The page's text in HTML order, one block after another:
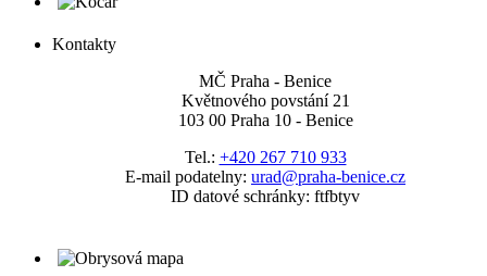
Kontakty
MČ Praha - Benice
Květnového povstání 21
103 00 Praha 10 - Benice
Tel.: +420 267 710 933
E-mail podatelny: urad@praha-benice.cz
ID datové schránky: ftfbtyv